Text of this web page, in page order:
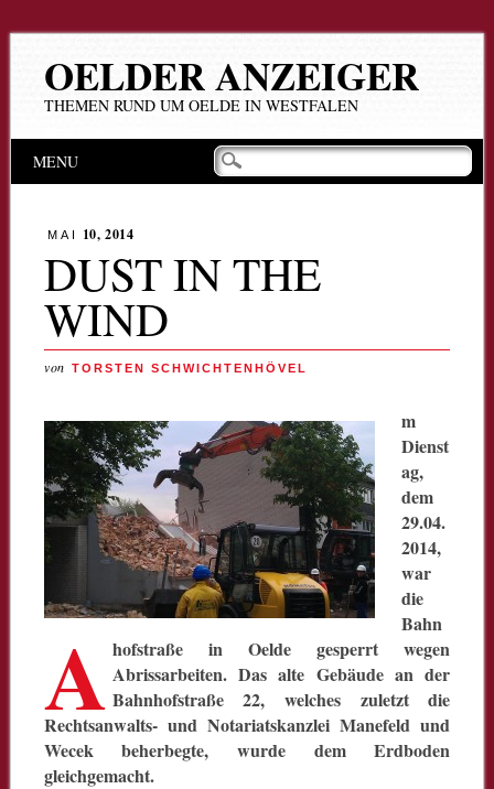
OELDER ANZEIGER
THEMEN RUND UM OELDE IN WESTFALEN
Hauptmenü
Inhalt
MENU
MAI 10, 2014
DUST IN THE
WIND
von TORSTEN SCHWICHTENHÖVEL
A
m
Dienst
ag,
dem
29.04.
2014,
war
die
Bahn hofstraße in Oelde gesperrt wegen
Abrissarbeiten. Das alte Gebäude an der
Bahnhofstraße 22, welches zuletzt die
Rechtsanwalts- und Notariatskanzlei Manefeld und
Wecek beherbegte, wurde dem Erdboden
gleichgemacht.